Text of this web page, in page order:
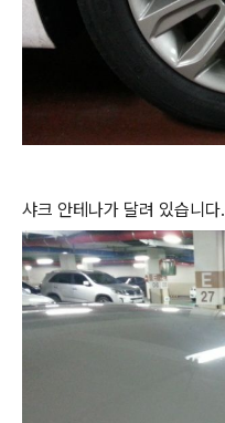
샤크 안테나가 달려 있습니다.